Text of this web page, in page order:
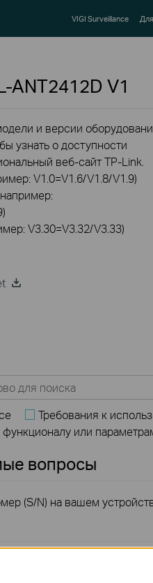
VIGI Surveillance
ANT2412D V1
и версии
узнать о доступности
веб-сайт TP-Link.
V1.0=V1.6/V1.8/V1.9)
V3.30=V3.32/V3.33)
Требования к
или
вопросы
(S/N) на вашем